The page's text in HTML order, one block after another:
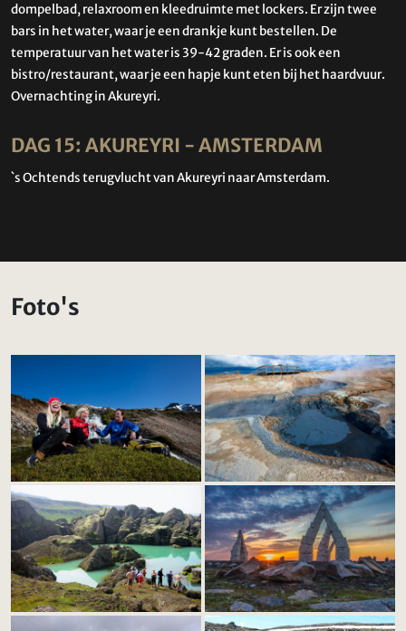
dompelbad, relaxroom en kleedruimte met lockers. Er zijn twee
bars in het water, waar je een drankje kunt bestellen. De
temperatuur van het water is 39-42 graden. Er is ook een
bistro/restaurant, waar je een hapje kunt eten bij het haardvuur.
Overnachting in Akureyri.
DAG 15: AKUREYRI - AMSTERDAM
`s Ochtends terugvlucht van Akureyri naar Amsterdam.
Foto's